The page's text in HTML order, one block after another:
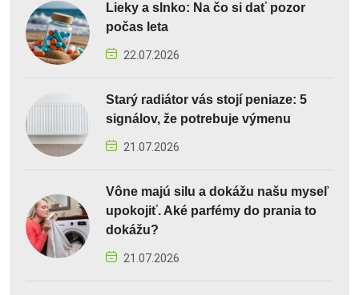
Lieky a slnko: Na čo si dať pozor
počas leta
22.07.2026
Starý radiátor vás stojí peniaze: 5
signálov, že potrebuje výmenu
21.07.2026
Vône majú silu a dokážu našu myseľ
upokojiť. Aké parfémy do prania to
dokážu?
21.07.2026